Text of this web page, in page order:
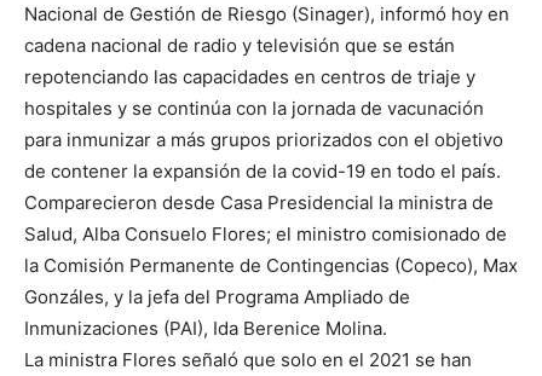
Nacional de Gestión de Riesgo (Sinager), informó hoy en
cadena nacional de radio y televisión que se están
repotenciando las capacidades en centros de triaje y
hospitales y se continúa con la jornada de vacunación
para inmunizar a más grupos priorizados con el objetivo
de contener la expansión de la covid-19 en todo el país.
Comparecieron desde Casa Presidencial la ministra de
Salud, Alba Consuelo Flores; el ministro comisionado de
la Comisión Permanente de Contingencias (Copeco), Max
Gonzáles, y la jefa del Programa Ampliado de
Inmunizaciones (PAI), Ida Berenice Molina.
La ministra Flores señaló que solo en el 2021 se han